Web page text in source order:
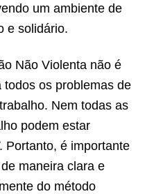
um ambiente de
e solidário.
Não Violenta não é
os problemas de
Nem todas as
podem estar
Portanto, é importante
maneira clara e
do método